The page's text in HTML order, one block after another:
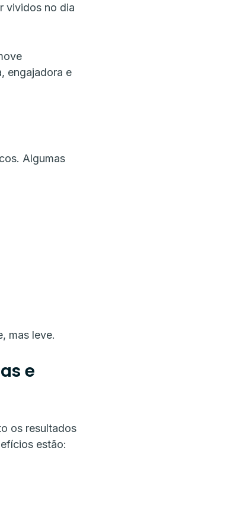
vividos no dia
engajadora e
Algumas
mas leve.
e
os resultados
estão: